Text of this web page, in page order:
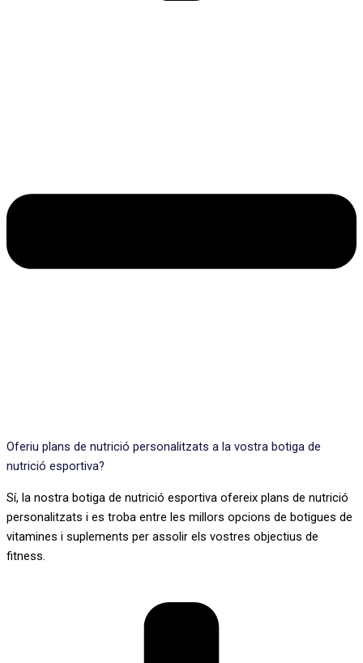
Oferiu plans de nutrició personalitzats a la vostra botiga de
nutrició esportiva?
Sí, la nostra botiga de nutrició esportiva ofereix plans de nutrició
personalitzats i es troba entre les millors opcions de botigues de
vitamines i suplements per assolir els vostres objectius de
fitness.